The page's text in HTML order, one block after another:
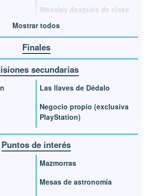
Weasley después de clase
Mostrar todos
Finales
secundarias
Las llaves de Dédalo
Negocio propio (exclusiva
PlayStation)
Puntos de interés
Mazmorras
Mesas de astronomía